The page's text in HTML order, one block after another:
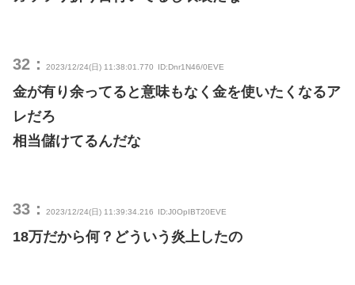
32： 2023/12/24(日) 11:38:01.770 ID:Dnr1N46/0EVE
金が有り余ってると意味もなく金を使いたくなるア
レだろ
相当儲けてるんだな
33： 2023/12/24(日) 11:39:34.216 ID:J0OpIBT20EVE
18万だから何？どういう炎上したの